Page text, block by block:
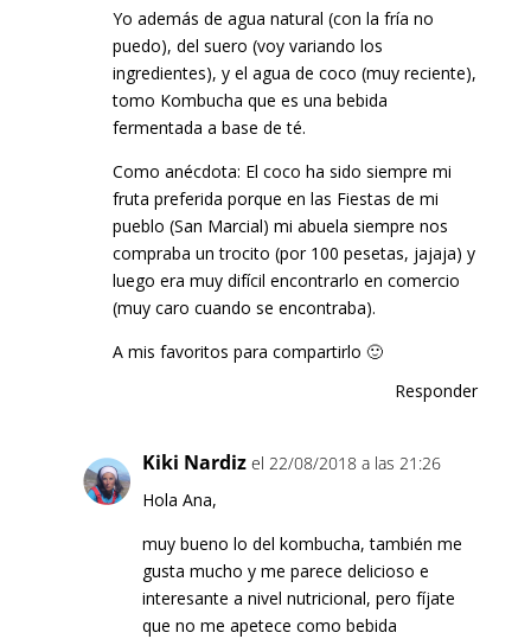
Yo además de agua natural (con la fría no
puedo), del suero (voy variando los
ingredientes), y el agua de coco (muy reciente),
tomo Kombucha que es una bebida
fermentada a base de té.
Como anécdota: El coco ha sido siempre mi
fruta preferida porque en las Fiestas de mi
pueblo (San Marcial) mi abuela siempre nos
compraba un trocito (por 100 pesetas, jajaja) y
luego era muy difícil encontrarlo en comercio
(muy caro cuando se encontraba).
A mis favoritos para compartirlo 🙂
Responder
Kiki Nardiz el 22/08/2018 a las 21:26
Hola Ana,
muy bueno lo del kombucha, también me
gusta mucho y me parece delicioso e
interesante a nivel nutricional, pero fíjate
que no me apetece como bebida